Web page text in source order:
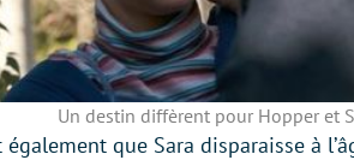
Un destin diffèrent pour Hopper et
que Sara disparaisse à